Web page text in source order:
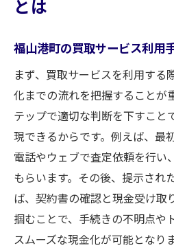
とは
福山港町の買取サービス利用
まず、買取サービスを利用する
化までの流れを把握することが
テップで適切な判断を下すこと
現できるからです。例えば、最
電話やウェブで査定依頼を行い
もらいます。その後、提示され
ば、契約書の確認と現金受け取
掴むことで、手続きの不明点や
スムーズな現金化が可能となりま